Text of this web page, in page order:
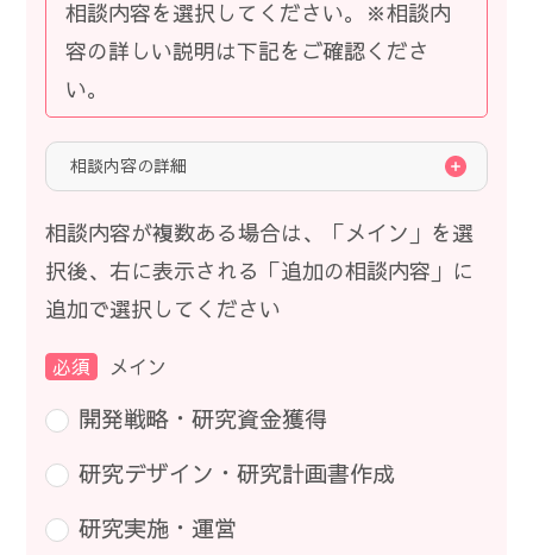
相談内容を選択してください。※相談内
容の詳しい説明は下記をご確認くださ
い。
相談内容の詳細
相談内容が複数ある場合は、「メイン」を選
択後、右に表示される「追加の相談内容」に
追加で選択してください
必須 メイン
開発戦略・研究資金獲得
研究デザイン・研究計画書作成
研究実施・運営